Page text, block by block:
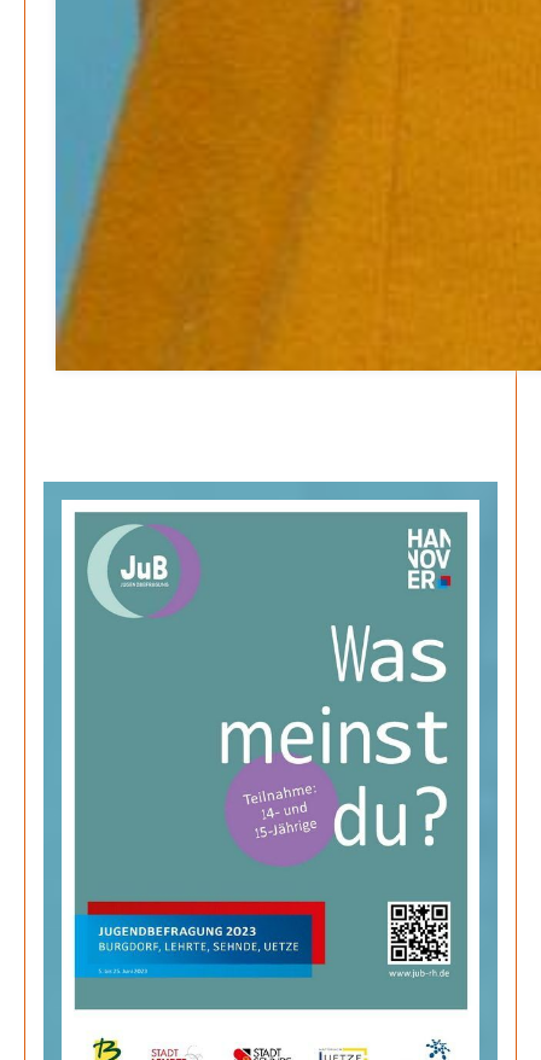
Patrick Reinisch-Fahrland
EU – Getränkeverschluss – Verordnung als
Wirtschaftsmotor
Patrick Reinisch-Fahrland
Be-The.News
Die Mitmach-Online-Zeitung
INFORMATIONEN
NUTZUNGSBEDINGUNGEN
DATENSCHUTZ
Archive
Juli 2026
Search